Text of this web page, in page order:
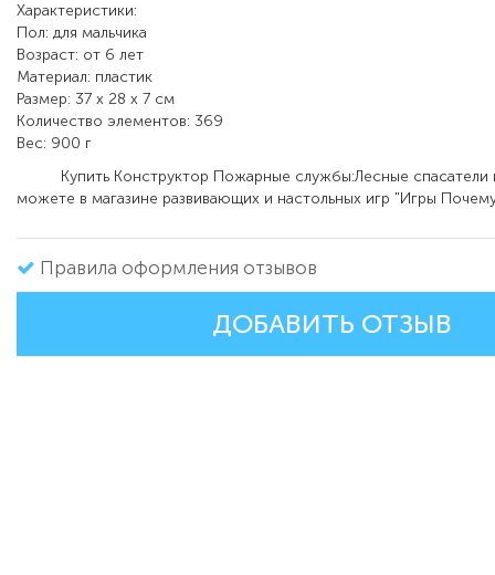
Характеристики:
Пол: для мальчика
Возраст: от 6 лет
Материал: пластик
Размер: 37 х 28 х 7 см
Количество элементов: 369
Вес: 900 г
Купить Конструктор Пожарные службы:Лесные спасатели
можете в магазине развивающих и настольных игр "Игры
Правила оформления отзывов
ДОБАВИТЬ ОТЗЫВ